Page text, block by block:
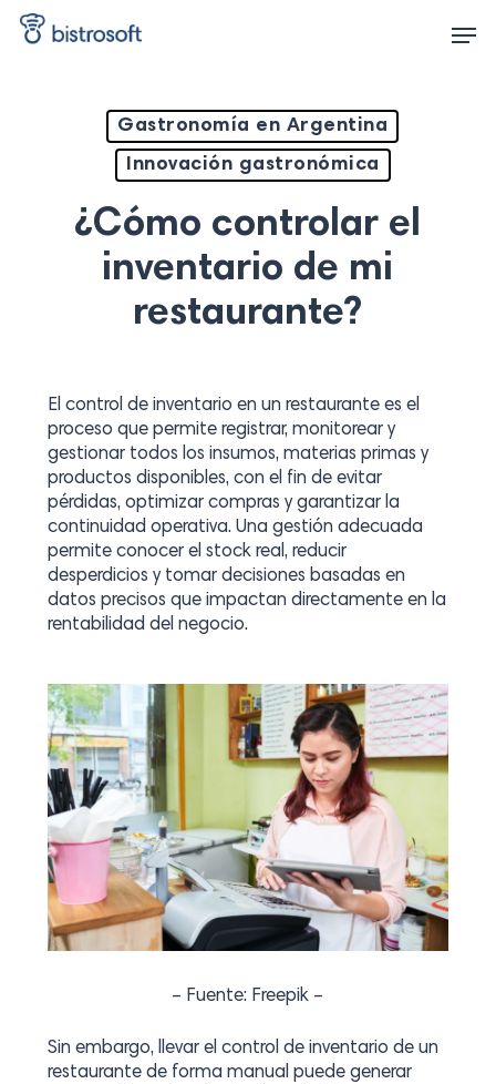
Skip
Gastronomía en Argentina
Innovación gastronómica
¿Cómo controlar el
inventario de mi
restaurante?
El control de inventario en un restaurante es el
proceso que permite registrar, monitorear y
gestionar todos los insumos, materias primas y
productos disponibles, con el fin de evitar
pérdidas, optimizar compras y garantizar la
continuidad operativa. Una gestión adecuada
permite conocer el stock real, reducir
desperdicios y tomar decisiones basadas en
datos precisos que impactan directamente en la
rentabilidad del negocio.
– Fuente: Freepik –
Sin embargo, llevar el control de inventario de un
restaurante de forma manual puede generar